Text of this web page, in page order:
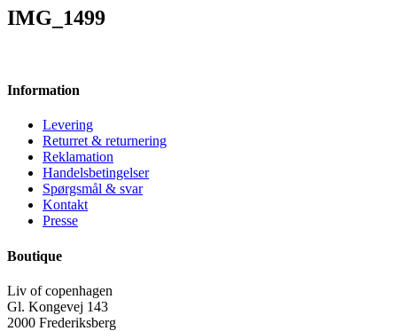
IMG_1499
Information
Levering
Returret & returnering
Reklamation
Handelsbetingelser
Spørgsmål & svar
Kontakt
Presse
Boutique
Liv of copenhagen
Gl. Kongevej 143
2000 Frederiksberg